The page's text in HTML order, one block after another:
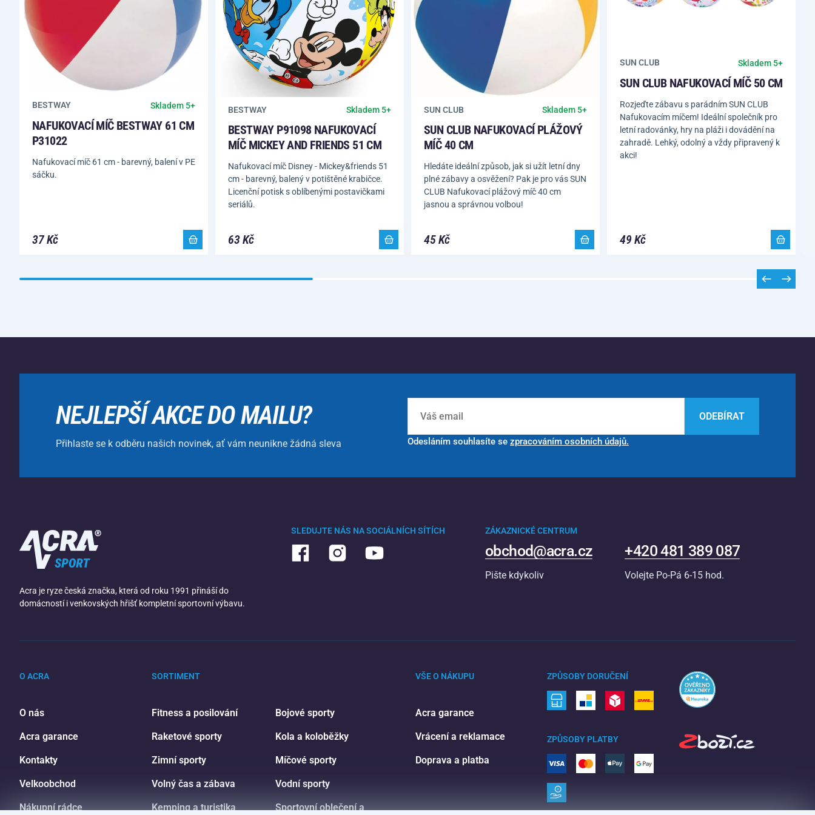
BESTWAY Skladem 5+
NAFUKOVACÍ MÍČ BESTWAY 61 CM
P31022
Nafukovací míč 61 cm - barevný, balení v PE
sáčku.
37 Kč
BESTWAY Skladem 5+
BESTWAY P91098 NAFUKOVACÍ
MÍČ MICKEY AND FRIENDS 51 CM
Nafukovací míč Disney - Mickey&friends 51
cm - barevný, balený v potištěné krabičce.
Licenční potisk s oblíbenými postavičkami
seriálů.
63 Kč
SUN CLUB Skladem 5+
SUN CLUB NAFUKOVACÍ PLÁŽOVÝ
MÍČ 40 CM
Hledáte ideální způsob, jak si užít letní dny
plné zábavy a osvěžení? Pak je pro vás SUN
CLUB Nafukovací plážový míč 40 cm
jasnou a správnou volbou!
45 Kč
SUN CLUB Skladem 5+
SUN CLUB NAFUKOVACÍ MÍČ 50 CM
Rozjeďte zábavu s parádním SUN CLUB
Nafukovacím míčem! Ideální společník pro
letní radovánky, hry na pláži i dovádění na
zahradě. Lehký, odolný a vždy připravený k
akci!
49 Kč
NEJLEPŠÍ AKCE DO MAILU?
Přihlaste se k odběru našich novinek, ať vám neunikne žádná sleva
ODEBÍRAT
Odesláním souhlasíte se zpracováním osobních údajů.
Acra je ryze česká značka, která od roku 1991 přináší do
domácností i venkovských hřišť kompletní sportovní výbavu.
SLEDUJTE NÁS NA SOCIÁLNÍCH SÍTÍCH ZÁKAZNICKÉ CENTRUM
obchod@acra.cz
Pište kdykoliv
+420 481 389 087
Volejte Po-Pá 6-15 hod.
O ACRA
O nás
Acra garance
Kontakty
Velkoobchod
Nákupní rádce
SORTIMENT
Fitness a posilování
Raketové sporty
Zimní sporty
Volný čas a zábava
Kemping a turistika
Bojové sporty
Kola a koloběžky
Míčové sporty
Vodní sporty
Sportovní oblečení a
VŠE O NÁKUPU
Acra garance
Vrácení a reklamace
Doprava a platba
ZPŮSOBY DORUČENÍ
ZPŮSOBY PLATBY